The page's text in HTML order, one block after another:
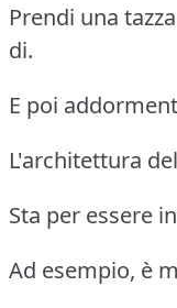
Prendi una
di.
E poi
L'architettura
Sta per essere
Ad esempio, è